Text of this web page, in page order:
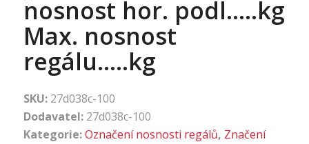
nosnost hor. podl…..kg
Max. nosnost
regálu…..kg
SKU: 27d038c-100
Dodavatel: 27d038c-100
Kategorie:Označení nosnosti regálů, Značení